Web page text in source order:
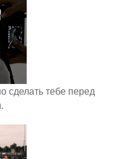
сделать тебе перед